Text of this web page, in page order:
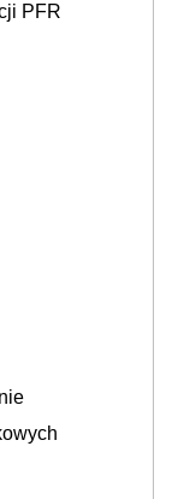
PFR